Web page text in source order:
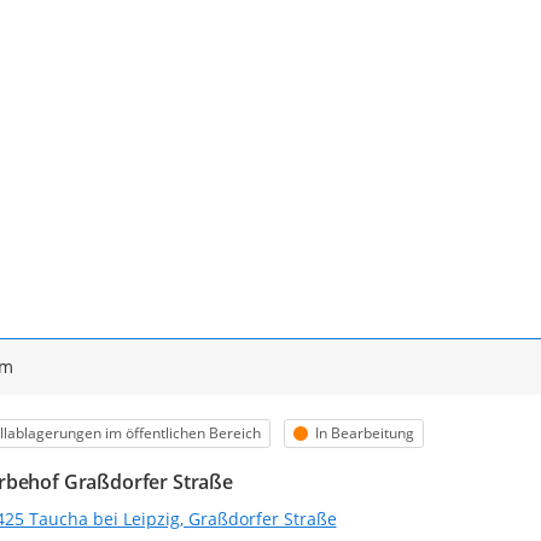
im öffentlichen Bereich Status
In Bearbeitung
Graßdorfer Straße
Taucha bei Leipzig, Graßdorfer Straße